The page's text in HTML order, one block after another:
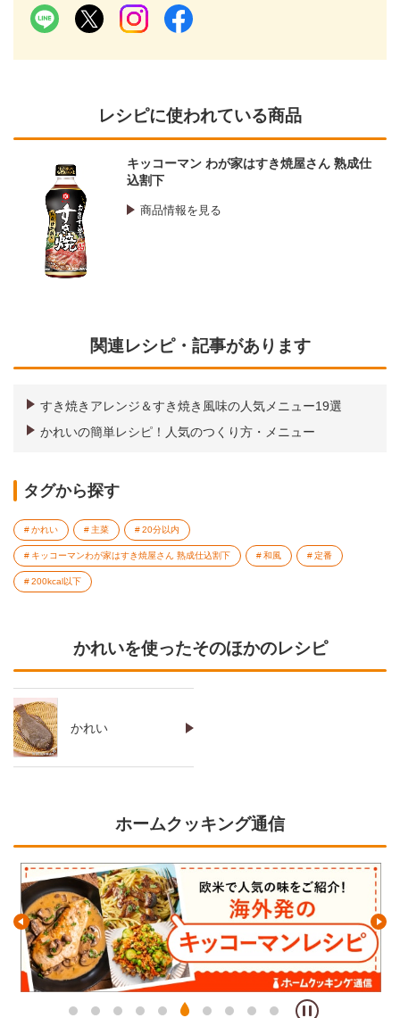
レシピに使われている商品
キッコーマン わが家はすき焼屋さん 熟成仕
込割下
商品情報を見る
関連レシピ・記事があります
すき焼きアレンジ＆すき焼き風味の人気メニュー19選
かれいの簡単レシピ！人気のつくり方・メニュー
タグから探す
かれい 主菜 20分以内
キッコーマンわが家はすき焼屋さん 熟成仕込割下 和風 定番
200kcal以下
かれいを使ったそのほかのレシピ
かれい
ホームクッキング通信